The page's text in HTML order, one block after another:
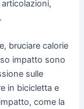
bruciare calorie
impatto sono
sulle
in bicicletta e
come la